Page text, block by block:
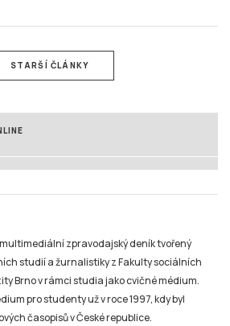
STARŠÍ ČLÁNKY
zpravodajský deník tvořený
studií a žurnalistiky z Fakulty sociálních
Brno v rámci studia jako cvičné médium.
pro studenty už v roce 1997, kdy byl
časopisů v České republice.